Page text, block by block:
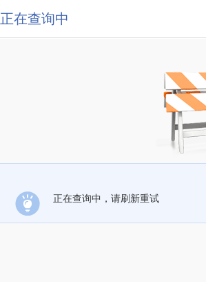
正在查询中
正在查询中，请刷新重试